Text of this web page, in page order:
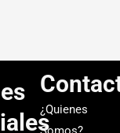
¿Quienes